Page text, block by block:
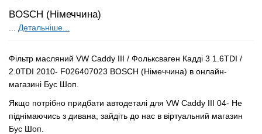
BOSCH (Німеччина)
Детальніше...
Фільтр масляний VW Caddy III / Фольксваген Кадді 3 1.6TDI /
2.0TDI 2010- F026407023 BOSCH (Німеччина) в онлайн-
магазині Бус Шоп.
Якщо потрібно придбати автодеталі для VW Caddy III 04- Не
піднімаючись з дивана, зайдіть до нас в віртуальний магазин
Бус Шоп.